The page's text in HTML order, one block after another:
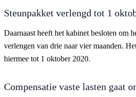
Steunpakket verlengd tot 1
Daarnaast heeft het kabinet besloten om
verlengen van drie naar vier maanden.
hiermee tot 1 oktober 2020.
Compensatie vaste lasten gaat